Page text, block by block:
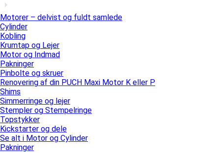
Motorer – delvist og fuldt samlede
Cylinder
Kobling
Krumtap og Lejer
Motor og Indmad
Pakninger
Pinbolte og skruer
Renovering af din PUCH Maxi Motor K eller P
Shims
Simmerringe og lejer
Stempler og Stempelringe
Topstykker
Kickstarter og dele
Se alt i Motor og Cylinder
Pakninger